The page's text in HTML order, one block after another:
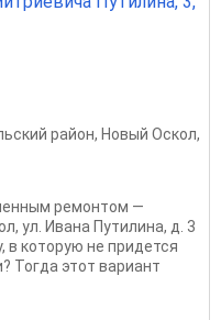
район, Новый Оскол,
ремонтом —
ул. Ивана Путилина, д. 3
в которую не придется
Тогда этот вариант